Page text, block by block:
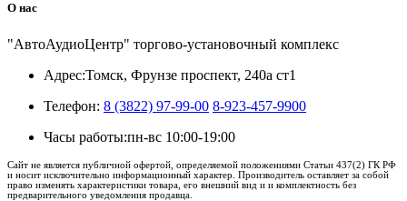
О нас
"АвтоАудиоЦентр" торгово-установочный комплекс
Адрес:Томск, Фрунзе проспект, 240а ст1
Телефон: 8 (3822) 97-99-00 8-923-457-9900
Часы работы:пн-вс 10:00-19:00
Сайт не является публичной офертой, определяемой положениями Статьи 437(2) ГК РФ
и носит исключительно информационный характер. Производитель оставляет за собой
право изменять характеристики товара, его внешний вид и и комплектность без
предварительного уведомления продавца.